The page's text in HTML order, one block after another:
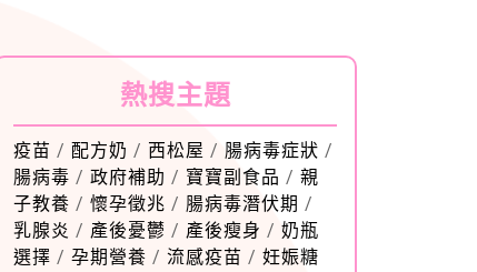
熱搜主題
疫苗 / 配方奶 / 西松屋 / 腸病毒症狀 /
腸病毒 / 政府補助 / 寶寶副食品 / 親
子教養 / 懷孕徵兆 / 腸病毒潛伏期 /
乳腺炎 / 產後憂鬱 / 產後瘦身 / 奶瓶
選擇 / 孕期營養 / 流感疫苗 / 妊娠糖